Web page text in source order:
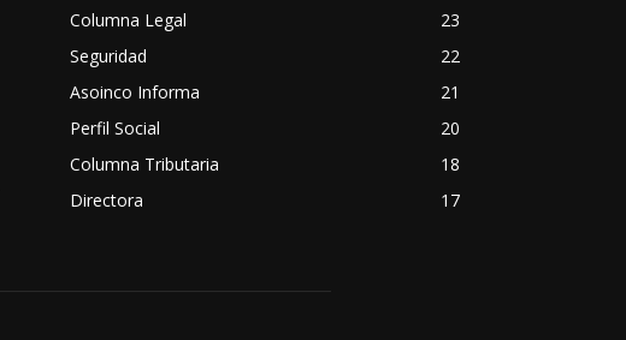
Columna Legal
23
Seguridad
22
Asoinco Informa
21
Perfil Social
20
Columna Tributaria
18
Directora
17